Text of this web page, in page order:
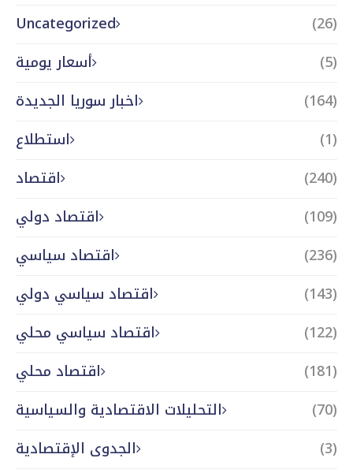
Uncategorized
(26)
أسعار يومية
(5)
اخبار سوريا الجديدة
(164)
استطلاع
(1)
اقتصاد
(240)
اقتصاد دولي
(109)
اقتصاد سياسي
(236)
اقتصاد سياسي دولي
(143)
اقتصاد سياسي محلي
(122)
اقتصاد محلي
(181)
التحليلات الاقتصادية والسياسية
(70)
الجدوى الإقتصادية
(3)